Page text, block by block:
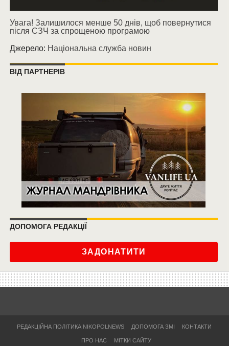
Увага! Залишилося менше 50 днів, щоб повернутися
після СЗЧ за спрощеною програмою
Джерело: Національна служба новин
ВІД ПАРТНЕРІВ
ДОПОМОГА РЕДАКЦІЇ
ЗАДОНАТИТИ
РЕДАКЦІЙНА ПОЛІТИКА NIKOPOLNEWS ДОПОМОГА ЗМІ КОНТАКТИ
ПРО НАС МІТКИ САЙТУ